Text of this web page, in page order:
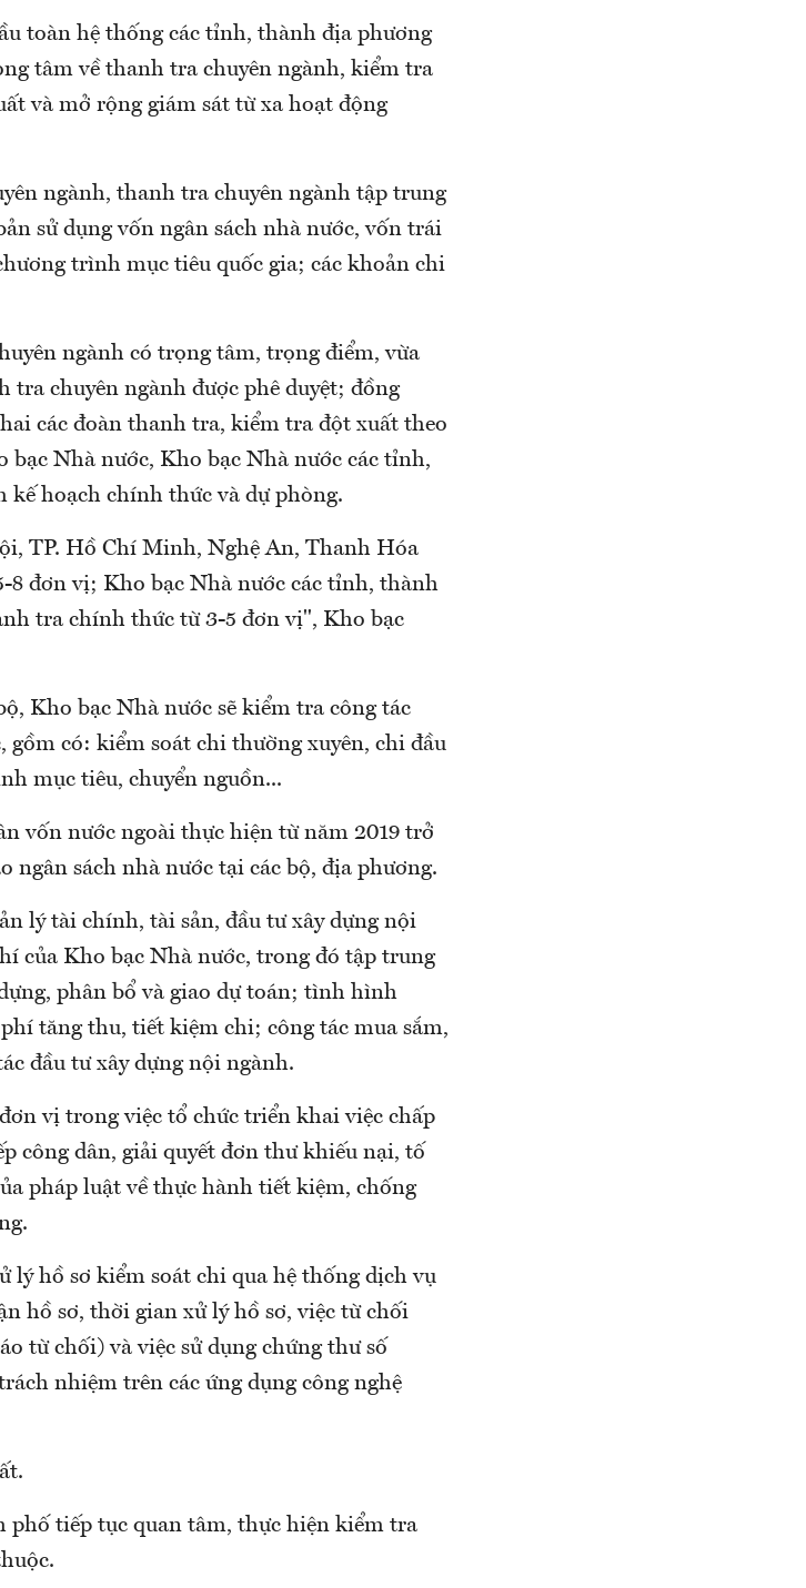
toàn hệ thống các tỉnh, thành địa phương
tâm về thanh tra chuyên ngành, kiểm tra
và mở rộng giám sát từ xa hoạt động
ngành, thanh tra chuyên ngành tập trung
sử dụng vốn ngân sách nhà nước, vốn trái
trình mục tiêu quốc gia; các khoản chi
ngành có trọng tâm, trọng điểm, vừa
tra chuyên ngành được phê duyệt; đồng
các đoàn thanh tra, kiểm tra đột xuất theo
bạc Nhà nước, Kho bạc Nhà nước các tỉnh,
kế hoạch chính thức và dự phòng.
TP. Hồ Chí Minh, Nghệ An, Thanh Hóa
8 đơn vị; Kho bạc Nhà nước các tỉnh, thành
tra chính thức từ 3-5 đơn vị", Kho bạc
Kho bạc Nhà nước sẽ kiểm tra công tác
gồm có: kiểm soát chi thường xuyên, chi đầu
mục tiêu, chuyển nguồn...
vốn nước ngoài thực hiện từ năm 2019 trở
ngân sách nhà nước tại các bộ, địa phương.
lý tài chính, tài sản, đầu tư xây dựng nội
của Kho bạc Nhà nước, trong đó tập trung
phân bổ và giao dự toán; tình hình
tăng thu, tiết kiệm chi; công tác mua sắm,
đầu tư xây dựng nội ngành.
vị trong việc tổ chức triển khai việc chấp
công dân, giải quyết đơn thư khiếu nại, tố
pháp luật về thực hành tiết kiệm, chống
lý hồ sơ kiểm soát chi qua hệ thống dịch vụ
hồ sơ, thời gian xử lý hồ sơ, việc từ chối
từ chối) và việc sử dụng chứng thư số
nhiệm trên các ứng dụng công nghệ
phố tiếp tục quan tâm, thực hiện kiểm tra